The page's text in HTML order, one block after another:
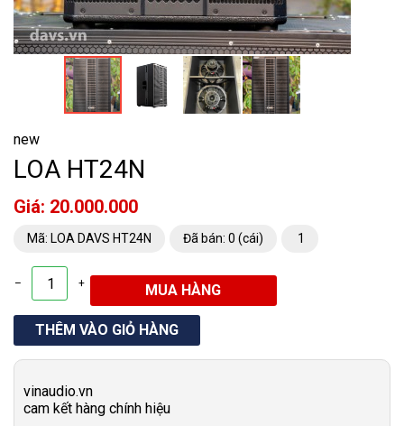
new
LOA HT24N
Giá: 20.000.000
Mã: LOA DAVS HT24N Đã bán: 0 (cái) 1
– +
vinaudio.vn
cam kết hàng chính hiệu